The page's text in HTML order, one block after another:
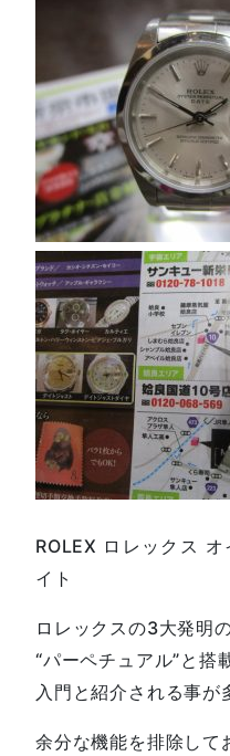
ROLEX ロレックス
イト
ロレックスの3大発明
“パーペチュアル”と搭
入門と紹介される事が
余分な機能を排除して